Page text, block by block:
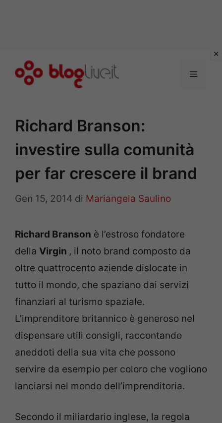
Menu
Richard Branson:
investire sulla comunità
per far crescere il brand
Gen 15, 2014 di Mariangela Saulino
Richard Branson è l’estroso fondatore
della Virgin , il noto brand composto da
oltre quattrocento aziende dislocate in
tutto il mondo, che spaziano dai servizi
finanziari al turismo spaziale.
L’imprenditore britannico è generoso nel
dispensare utili consigli, raccontando
aneddoti della sua vita che possono
servire da esempio per coloro che vogliono
lanciarsi nel mondo dell’imprenditoria.
Secondo il miliardario inglese, la regola